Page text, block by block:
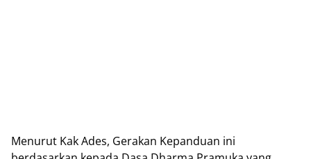
Menurut Kak Ades, Gerakan Kepanduan ini